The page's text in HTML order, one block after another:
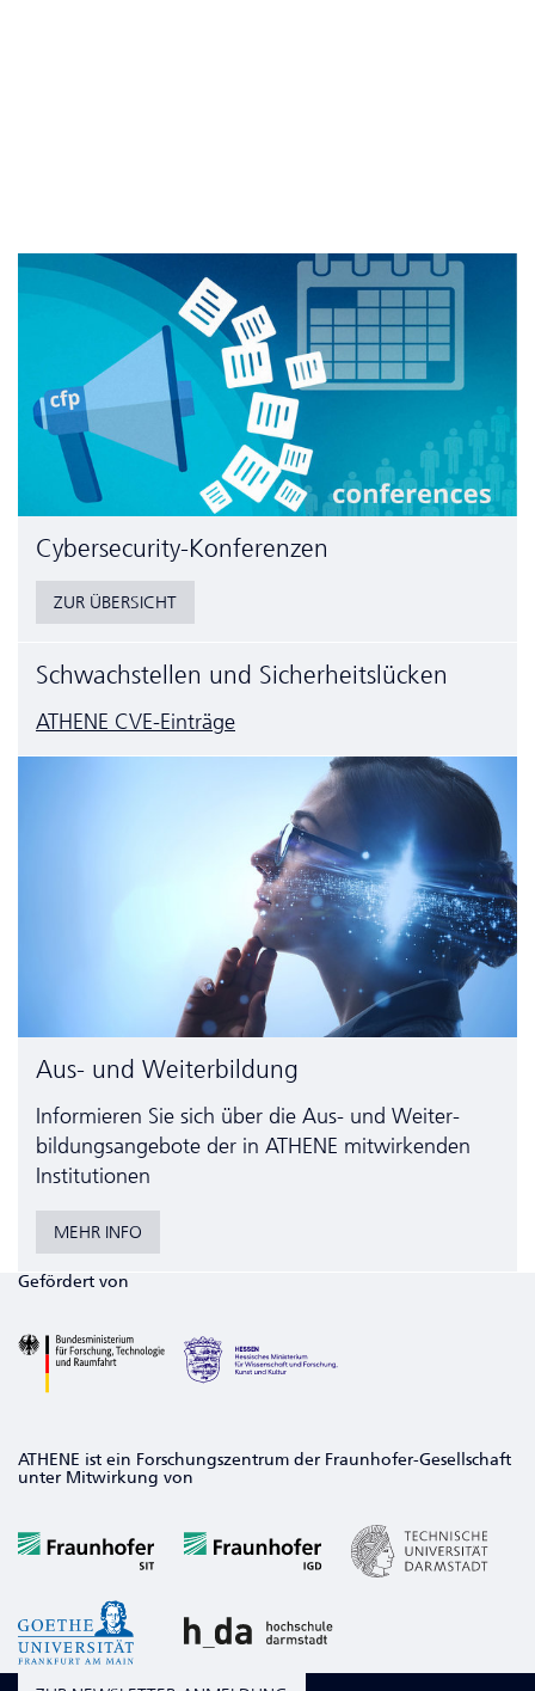
Cyber­security-Konferenzen
ZUR ÜBERSICHT
Schwachstellen und Sicherheitslücken
ATHENE CVE-Einträge
Aus- und Weiterbildung
Informieren Sie sich über die Aus- und Weiter­
bildungs­angebote der in ATHENE mitwirkenden
Institutionen
MEHR INFO
Gefördert von
ATHENE ist ein Forschungszentrum der Fraunhofer-Gesellschaft
unter Mitwirkung von